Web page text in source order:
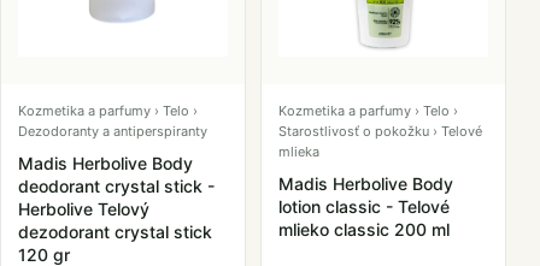
Kozmetika a parfumy › Telo ›
Dezodoranty a antiperspiranty
Madis Herbolive Body
deodorant crystal stick -
Herbolive Telový
dezodorant crystal stick
120 gr
Kozmetika a parfumy › Telo ›
Starostlivosť o pokožku › Telové
mlieka
Madis Herbolive Body
lotion classic - Telové
mlieko classic 200 ml